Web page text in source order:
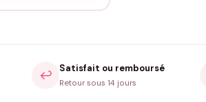
↩️ Satisfait ou remboursé
Retour sous 14 jours